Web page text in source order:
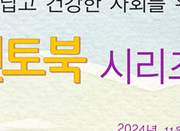
상처
지막 연인
: 50~60대